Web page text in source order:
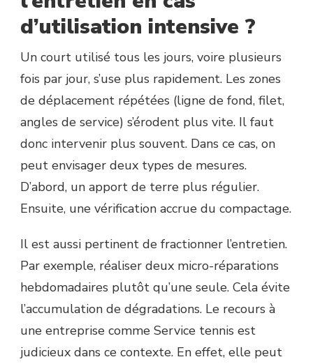
d’utilisation intensive ?
Un court utilisé tous les jours, voire plusieurs
fois par jour, s’use plus rapidement. Les zones
de déplacement répétées (ligne de fond, filet,
angles de service) s’érodent plus vite. Il faut
donc intervenir plus souvent. Dans ce cas, on
peut envisager deux types de mesures.
D’abord, un apport de terre plus régulier.
Ensuite, une vérification accrue du compactage.
Il est aussi pertinent de fractionner l’entretien.
Par exemple, réaliser deux micro-réparations
hebdomadaires plutôt qu’une seule. Cela évite
l’accumulation de dégradations. Le recours à
une entreprise comme Service tennis est
judicieux dans ce contexte. En effet, elle peut